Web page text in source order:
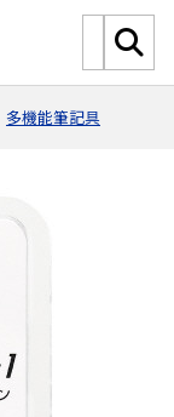
多機能筆記具